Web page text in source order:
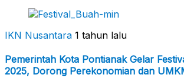
IKN Nusantara 1 tahun lalu
Pemerintah Kota Pontianak Gelar
2025, Dorong Perekonomian dan